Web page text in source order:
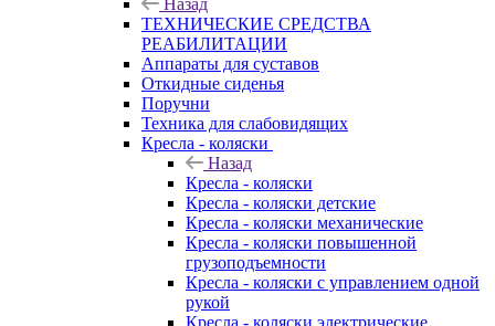
ТЕХНИЧЕСКИЕ СРЕДСТВА
РЕАБИЛИТАЦИИ
Аппараты для суставов
Откидные сиденья
Поручни
Техника для слабовидящих
Кресла - коляски
Назад
Кресла - коляски
Кресла - коляски детские
Кресла - коляски механические
Кресла - коляски повышенной
грузоподъемности
Кресла - коляски с управлением одной
рукой
Кресла - коляски электрические